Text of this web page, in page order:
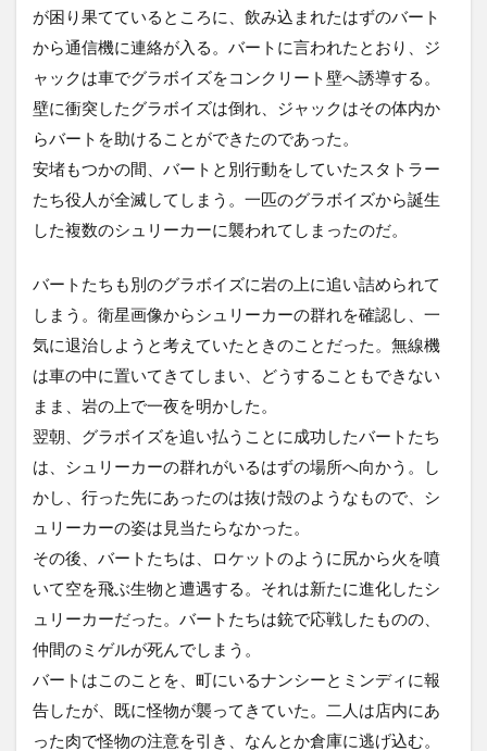
が困り果てているところに、飲み込まれたはずのバート
から通信機に連絡が入る。バートに言われたとおり、ジ
ャックは車でグラボイズをコンクリート壁へ誘導する。
壁に衝突したグラボイズは倒れ、ジャックはその体内か
らバートを助けることができたのであった。
安堵もつかの間、バートと別行動をしていたスタトラー
たち役人が全滅してしまう。一匹のグラボイズから誕生
した複数のシュリーカーに襲われてしまったのだ。
バートたちも別のグラボイズに岩の上に追い詰められて
しまう。衛星画像からシュリーカーの群れを確認し、一
気に退治しようと考えていたときのことだった。無線機
は車の中に置いてきてしまい、どうすることもできない
まま、岩の上で一夜を明かした。
翌朝、グラボイズを追い払うことに成功したバートたち
は、シュリーカーの群れがいるはずの場所へ向かう。し
かし、行った先にあったのは抜け殻のようなもので、シ
ュリーカーの姿は見当たらなかった。
その後、バートたちは、ロケットのように尻から火を噴
いて空を飛ぶ生物と遭遇する。それは新たに進化したシ
ュリーカーだった。バートたちは銃で応戦したものの、
仲間のミゲルが死んでしまう。
バートはこのことを、町にいるナンシーとミンディに報
告したが、既に怪物が襲ってきていた。二人は店内にあ
った肉で怪物の注意を引き、なんとか倉庫に逃げ込む。